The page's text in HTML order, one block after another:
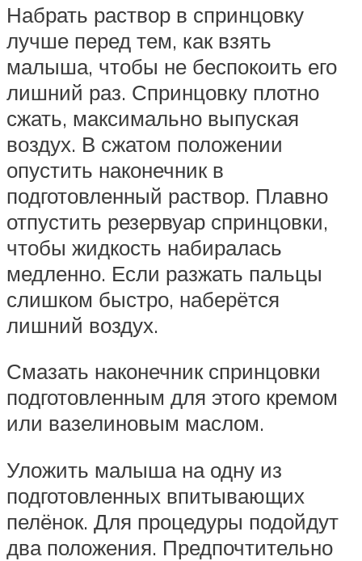
Набрать раствор в спринцовку
лучше перед тем, как взять
малыша, чтобы не беспокоить его
лишний раз. Спринцовку плотно
сжать, максимально выпуская
воздух. В сжатом положении
опустить наконечник в
подготовленный раствор. Плавно
отпустить резервуар спринцовки,
чтобы жидкость набиралась
медленно. Если разжать пальцы
слишком быстро, наберётся
лишний воздух.
Смазать наконечник спринцовки
подготовленным для этого кремом
или вазелиновым маслом.
Уложить малыша на одну из
подготовленных впитывающих
пелёнок. Для процедуры подойдут
два положения. Предпочтительно